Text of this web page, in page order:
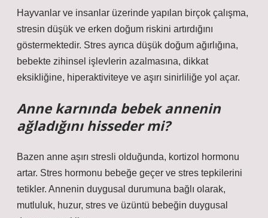
Hayvanlar ve insanlar üzerinde yapılan birçok çalışma,
stresin düşük ve erken doğum riskini artırdığını
göstermektedir. Stres ayrıca düşük doğum ağırlığına,
bebekte zihinsel işlevlerin azalmasına, dikkat
eksikliğine, hiperaktiviteye ve aşırı sinirliliğe yol açar.
Anne karnında bebek annenin
ağladığını hisseder mi?
Bazen anne aşırı stresli olduğunda, kortizol hormonu
artar. Stres hormonu bebeğe geçer ve stres tepkilerini
tetikler. Annenin duygusal durumuna bağlı olarak,
mutluluk, huzur, stres ve üzüntü bebeğin duygusal